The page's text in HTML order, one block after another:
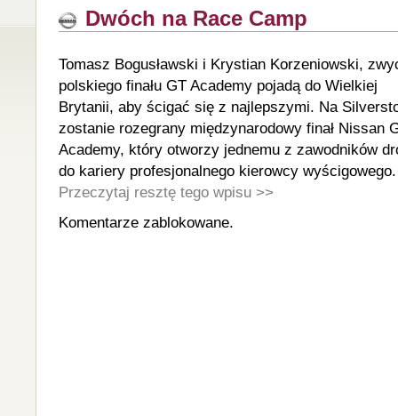
Dwóch na Race Camp
Tomasz Bogusławski i Krystian Korzeniowski,
polskiego finału GT Academy pojadą do Wielkiej
Brytanii, aby ścigać się z najlepszymi. Na
zostanie rozegrany międzynarodowy finał Nissan
Academy, który otworzy jednemu z zawodników
do kariery profesjonalnego kierowcy wyścigowego.
Przeczytaj resztę tego wpisu >>
Komentarze zablokowane.